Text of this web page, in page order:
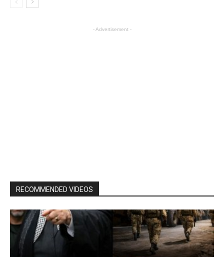
- Advertisement -
RECOMMENDED VIDEOS